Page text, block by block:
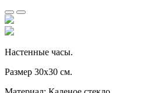
Настенные часы.
Размер 30х30 см.